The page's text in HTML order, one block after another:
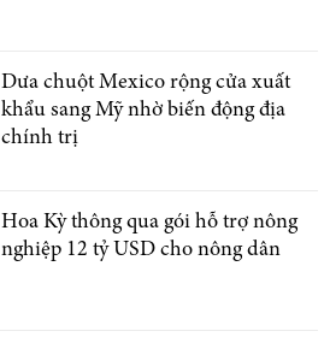
Dưa chuột Mexico rộng cửa xuất
khẩu sang Mỹ nhờ biến động địa
chính trị
Hoa Kỳ thông qua gói hỗ trợ nông
nghiệp 12 tỷ USD cho nông dân